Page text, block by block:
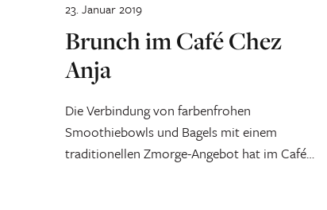
Brunch im Café Chez
Anja
Die Verbindung von farbenfrohen
Smoothiebowls und Bagels mit einem
traditionellen Zmorge-Angebot hat im Café
23. Januar 2019